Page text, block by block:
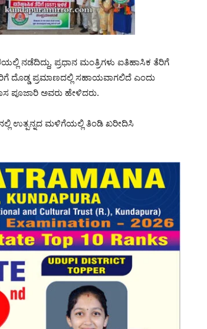
ನಡೆದಿದ್ದು, ಪ್ರಧಾನ ಮಂತ್ರಿಗಳು ಐತಿಹಾಸಿಕ ತೆರಿಗೆ
ದೊಡ್ಡ ಪ್ರಮಾಣದಲ್ಲಿ ಸಹಾಯವಾಗಲಿದೆ ಎಂದು
ಪೂಜಾರಿ ಅವರು ಹೇಳಿದರು.
ಉತ್ಪನ್ನದ ಮಳಿಗೆಯಲ್ಲಿ ತಿಂಡಿ ಖರೀದಿಸಿ